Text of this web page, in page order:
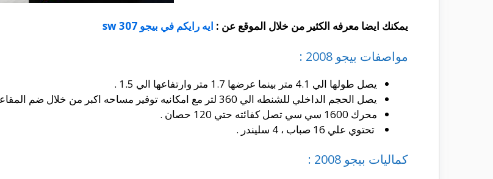
يمكنك ايضا معرفه الكثير من خلال الموقع عن : ايه رايكم في بيجو 307 sw
مواصفات بيجو 2008 :
يصل طولها الي 4.1 متر بينما عرضها 1.7 متر وارتفاعها الي 1.5 .
يصل الحجم الداخلي للشنطه الي 360 لتر مع امكانيه توفير مساحه اكبر من خلال ضم المقاعد الخلفيه .
محرك 1600 سي سي تصل كفائته حتي 120 حصان .
تحتوي علي 16 صباب ، 4 سليندر .
كماليات بيجو 2008 :